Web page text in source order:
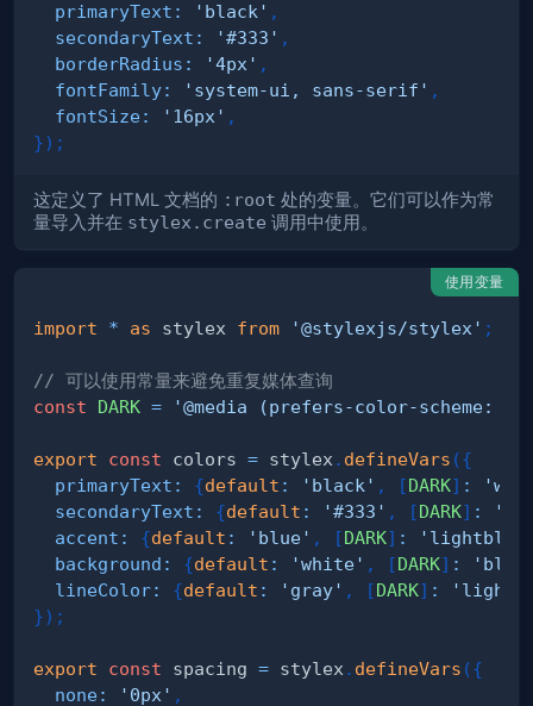
primaryText : 'black' ,
secondaryText : '#333' ,
borderRadius : '4px' ,
fontFamily: 'system-ui, sans-serif' ,
fontSize: '16px' ,
}) ;
这定义了 HTML 文档的 :root 处的变量。它们可以作为常
量导入并在 stylex.create 调用中使用。
使用变量
import * as stylex from '@stylexjs/stylex' ;
// 可以使用常量来避免重复媒体查询
const
DARK = '@media (prefers-color-scheme:
export const colors = stylex . defineVars ({
primaryText : {default : 'black' , [DARK] :
secondaryText : {default : '#333' , [DARK] :
accent : {default : 'blue' , [DARK] :
background : {default : 'white' , [DARK] :
lineColor: {default : 'gray' , [DARK] :
}) ;
export const spacing = stylex . defineVars ({
none: '0px' ,